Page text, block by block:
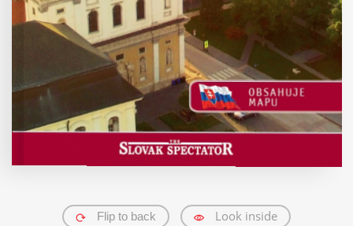
All destinations
English
Slovak
Flip to back Look inside